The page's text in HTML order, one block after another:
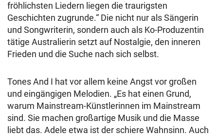
fröhlichsten Liedern liegen die traurigsten
Geschichten zugrunde.“ Die nicht nur als Sängerin
und Songwriterin, sondern auch als Ko-Produzentin
tätige Australierin setzt auf Nostalgie, den inneren
Frieden und die Suche nach sich selbst.
Tones And I hat vor allem keine Angst vor großen
und eingängigen Melodien. „Es hat einen Grund,
warum Mainstream-Künstlerinnen im Mainstream
sind. Sie machen großartige Musik und die Masse
liebt das. Adele etwa ist der schiere Wahnsinn. Auch